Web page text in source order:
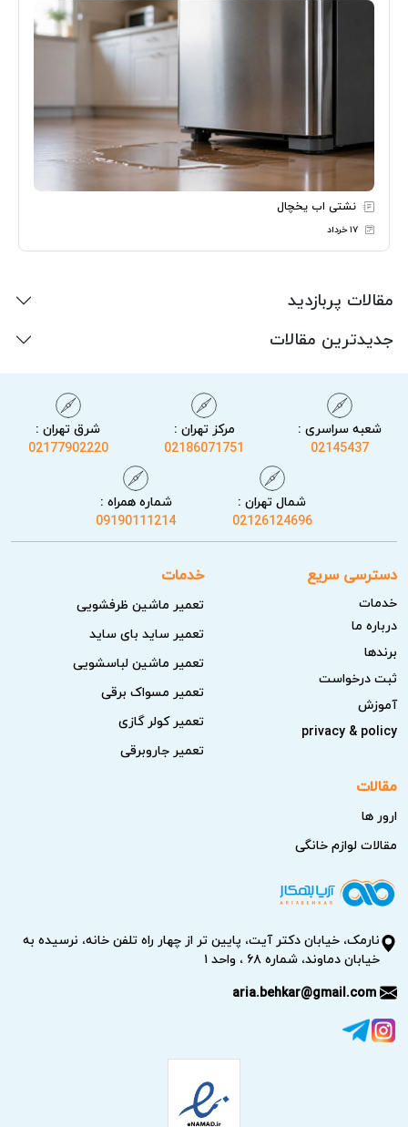
نشتی اب یخچال
۱۷ خرداد
مقالات پربازدید
جدیدترین مقالات
شعبه سراسری :
02145437
مرکز تهران :
02186071751
شرق تهران :
02177902220
شمال تهران :
02126124696
شماره همراه :
09190111214
دسترسی سریع
خدمات
درباره ما
برندها
ثبت درخواست
آموزش
privacy & policy
خدمات
تعمیر ماشین ظرفشویی
تعمیر ساید بای ساید
تعمیر ماشین لباسشویی
تعمیر مسواک برقی
تعمیر کولر گازی
تعمیر جاروبرقی
مقالات
ارور ها
مقالات لوازم خانگی
نارمک، خیابان دکتر آیت، پایین تر از چهار راه تلفن خانه، نرسیده به
خیابان دماوند، شماره ۶۸ ، واحد ۱
aria.behkar@gmail.com